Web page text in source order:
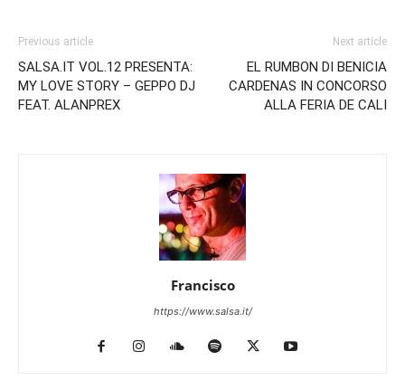
Previous article
SALSA.IT VOL.12 PRESENTA:
MY LOVE STORY – GEPPO DJ
FEAT. ALANPREX
Next article
EL RUMBON DI BENICIA
CARDENAS IN CONCORSO
ALLA FERIA DE CALI
Francisco
https://www.salsa.it/